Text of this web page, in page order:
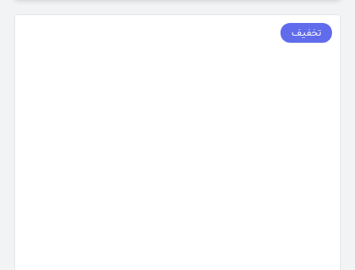
تخفیف